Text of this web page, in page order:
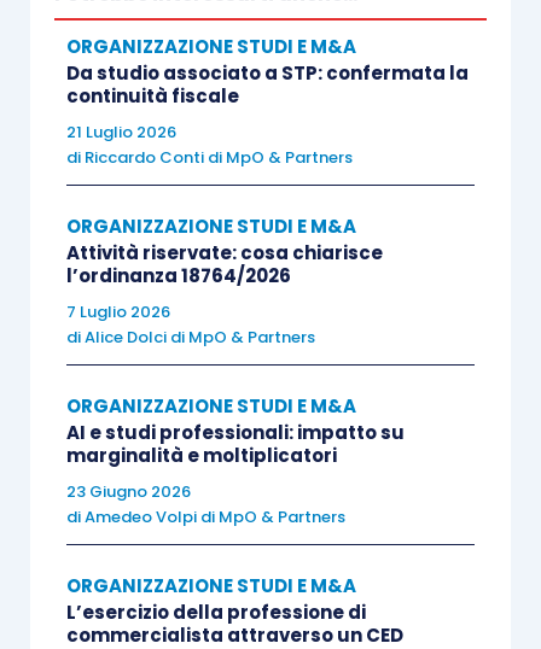
non costituisce corrispettivo dell’operazione fino
a quando non venga imputata al prezzo. Ne
consegue che il versamento della caparra
confirmatoria non ha alcuna rilevanza ai fini delle
imputata, appunto, in conto prezzo.
Ai fini IVA è intervenuta recentemente la
Cassazione con l’ordinanza n. 3736 del 2019
Con tale ordinanza la Suprema Corte è tornata a
trattare il tema della rilevanza, ai fini
dell’assolvimento dell’imposta sul valore
aggiunto, della corresponsione di somme legate
prezzo o caparre confirmatorie
Corte ribadisce il principio per cui “in tema di Iva,
ORGANIZZAZIONE STUDI E M&A
Da studio associato a STP: confermata la
continuità fiscale
21 Luglio 2026
di Riccardo Conti di MpO & Partners
ORGANIZZAZIONE STUDI E M&A
Attività riservate: cosa chiarisce
l’ordinanza 18764/2026
7 Luglio 2026
diAlice Dolci di MpO & Partners
ORGANIZZAZIONE STUDI E M&A
AI e studi professionali: impatto su
marginalità e moltiplicatori
23 Giugno 2026
diAmedeo Volpi di MpO & Partners
ORGANIZZAZIONE STUDI E M&A
L’esercizio della professione di
commercialista attraverso un CED